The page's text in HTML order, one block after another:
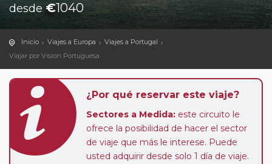
desde€1040
Inicio Viajes a Europa
Viajes a Portugal
Viajar por Vision Portuguesa
¿Por qué reservar este viaje?
Sectores a Medida: este circuito le
ofrece la posibilidad de hacer el sector
de viaje que más le interese. Puede
usted adquirir desde solo 1 día de viaje.